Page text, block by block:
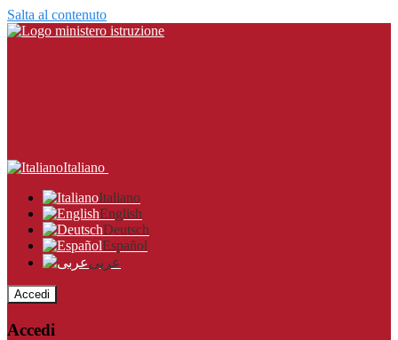
Salta al contenuto
Italiano
Italiano
English
Deutsch
Español
عربى
Accedi
Accedi